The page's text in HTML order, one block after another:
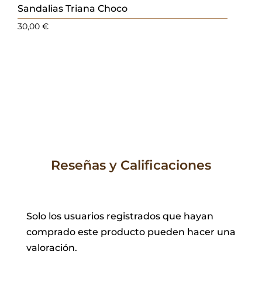
Sandalias Triana Choco
30,00€
Reseñas y Calificaciones
Solo los usuarios registrados que hayan
comprado este producto pueden hacer una
valoración.